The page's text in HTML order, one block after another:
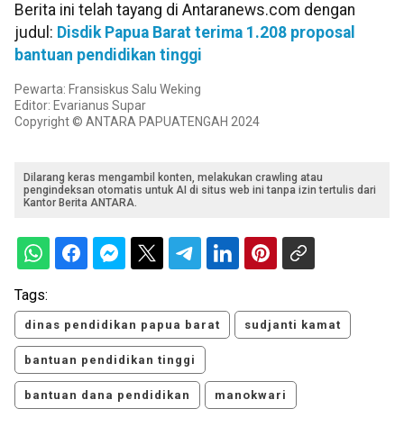
Berita ini telah tayang di Antaranews.com dengan
judul: Disdik Papua Barat terima 1.208 proposal
bantuan pendidikan tinggi
Pewarta: Fransiskus Salu Weking
Editor: Evarianus Supar
Copyright © ANTARA PAPUATENGAH 2024
Dilarang keras mengambil konten, melakukan crawling atau
pengindeksan otomatis untuk AI di situs web ini tanpa izin tertulis dari
Kantor Berita ANTARA.
Tags:
dinas pendidikan papua barat sudjanti kamat
bantuan pendidikan tinggi
bantuan dana pendidikan manokwari